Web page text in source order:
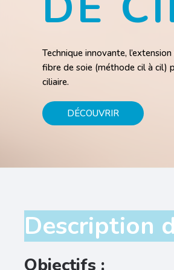
Technique innovante,
fibre de soie (méthode cil à cil)
ciliaire.
DÉCOUVRIR
Description
Objectifs :